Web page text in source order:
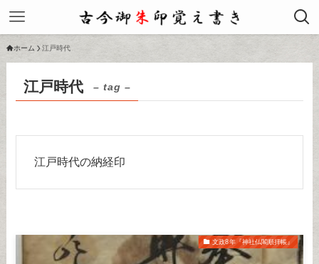
ホーム 江戸時代
江戸時代 – tag –
江戸時代の納経印
文政8年『神社仏閣順拝帳』